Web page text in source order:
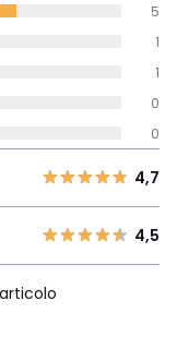
4,7
0
0
1
1
5
4,7
4,5